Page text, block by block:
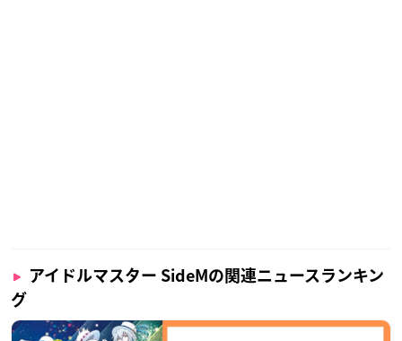
アイドルマスター SideMの関連ニュースランキン
グ